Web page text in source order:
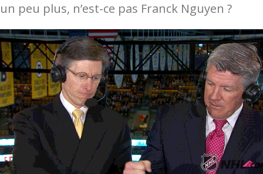
un peu plus, n’est-ce pas Franck Nguyen ?